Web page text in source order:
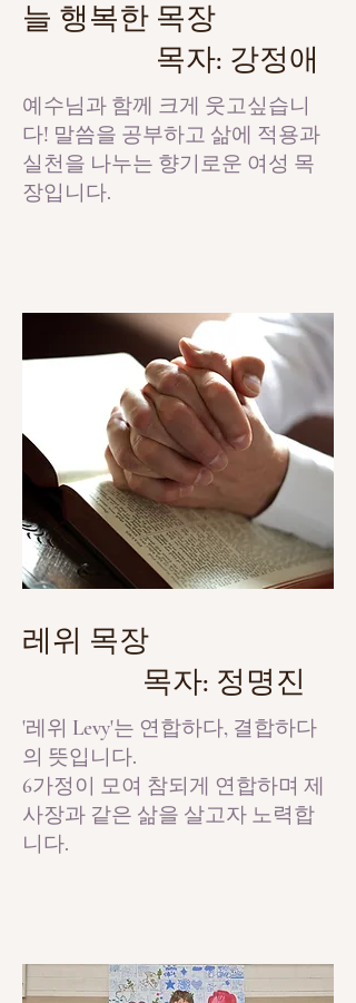
늘 행복한 목장
목자: 강정애
​예수님과 함께 크게 웃고싶습니
다! 말씀을 공부하고 삶에 적용과
실천을 나누는 향기로운 여성 목
장입니다.
레위 목장
목자: 정명진
'레위 Levy'는 연합하다, 결합하다
의 뜻입니다.
6가정이 모여 참되게 연합하며 제
사장과 같은 삶을 살고자 노력합
니다.